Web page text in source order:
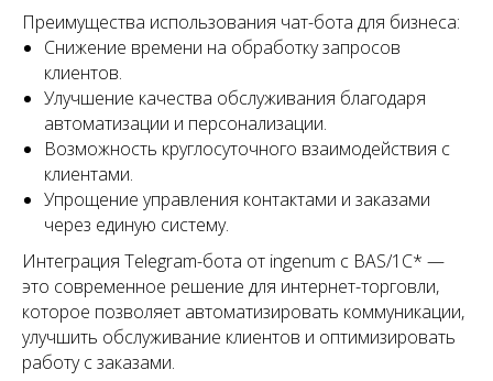
Преимущества использования чат-бота для бизнеса:
Снижение времени на обработку запросов
клиентов.
Улучшение качества обслуживания благодаря
автоматизации и персонализации.
Возможность круглосуточного взаимодействия с
клиентами.
Упрощение управления контактами и заказами
через единую систему.
Интеграция Telegram-бота от ingenum с BAS/1С* —
это современное решение для интернет-торговли,
которое позволяет автоматизировать коммуникации,
улучшить обслуживание клиентов и оптимизировать
работу с заказами.